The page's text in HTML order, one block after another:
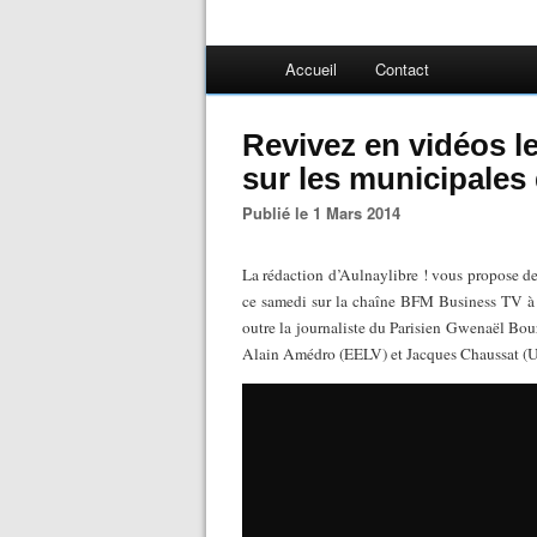
Accueil Contact
Revivez en vidéos
sur les municipales
Publié le 1 Mars 2014
La rédaction d’Aulnaylibre ! vous propose
ce samedi sur la chaîne BFM Business TV
outre la journaliste du Parisien Gwenaël
Alain Amédro (EELV) et Jacques Chaussat